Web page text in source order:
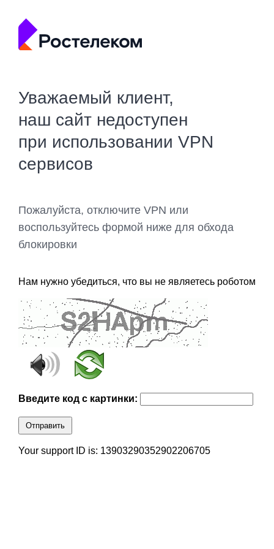
Уважаемый клиент,
наш сайт недоступен
при использовании VPN
сервисов
Пожалуйста, отключите VPN или
воспользуйтесь формой ниже для обхода
блокировки
Нам нужно убедиться, что вы не являетесь роботом
Введите код с картинки:
Отправить
Your support ID is: 13903290352902206705